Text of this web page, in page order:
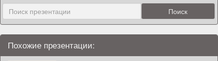
Похожие презентации: